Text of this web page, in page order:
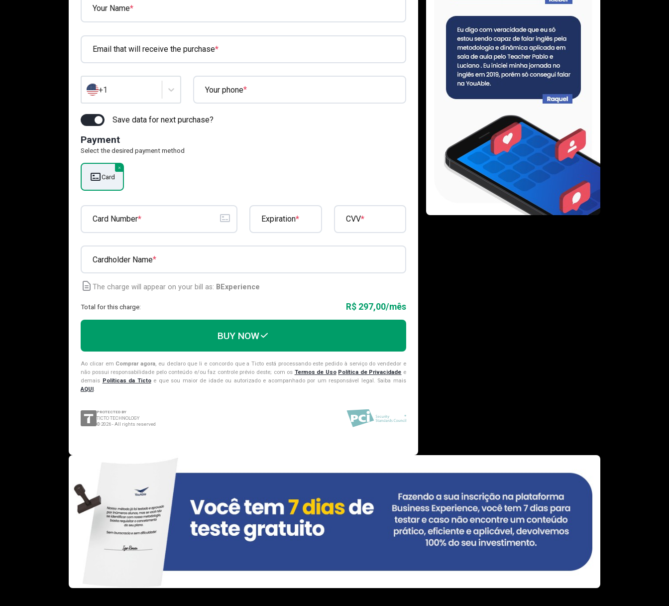
Your Name*
Email that will receive the purchase*
+1 Your phone*
Save data for next purchase?
Payment
Select the desired payment method
Card
Card Number* Expiration* CVV*
Cardholder Name*
The charge will appear on your bill as: BExperience
Total for this charge: R$ 297,00/mês
BUY NOW
Ao clicar em Comprar agora, eu declaro que li e concordo que a Ticto está processando este pedido à serviço do vendedor e
não possui responsabilidade pelo conteúdo e/ou faz controle prévio deste; com os Termos de Uso Política de Privacidade e
demais Políticas da Tictoe que sou maior de idade ou autorizado e acompanhado por um responsável legal. Saiba mais
AQUI .
PROTECTED BY
TICTO TECHNOLOGY
©2026-All rights reserved